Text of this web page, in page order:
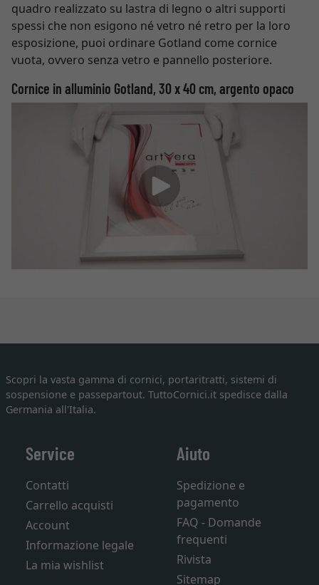
quadro realizzato su lastra di legno o altri supporti
spessi che non esigono né vetro né retro per la loro
esposizione, puoi ordinare Gotland come cornice
vuota, ovvero senza vetro e pannello posteriore.
Cornice in alluminio Gotland, 30 x 40 cm, argento opaco
Scopri la vasta gamma di cornici, portaritratti, sistemi di
sospensione e passepartout. TuttoCornici.it spedisce dalla
Germania all'Italia.
Service
Contatti
Carrello acquisti
Account
Informazione legale
La mia wishlist
Aiuto
Spedizione e
pagamento
FAQ - Domande
frequenti
Rivista
Sitemap